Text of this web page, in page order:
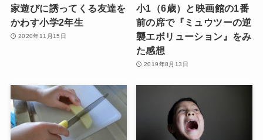
家遊びに誘ってくる友達を
かわす小学2年生
2020年11月15日
小1（6歳）と映画館の1番
前の席で『ミュウツーの逆
襲エボリューション』をみ
た感想
2019年8月13日